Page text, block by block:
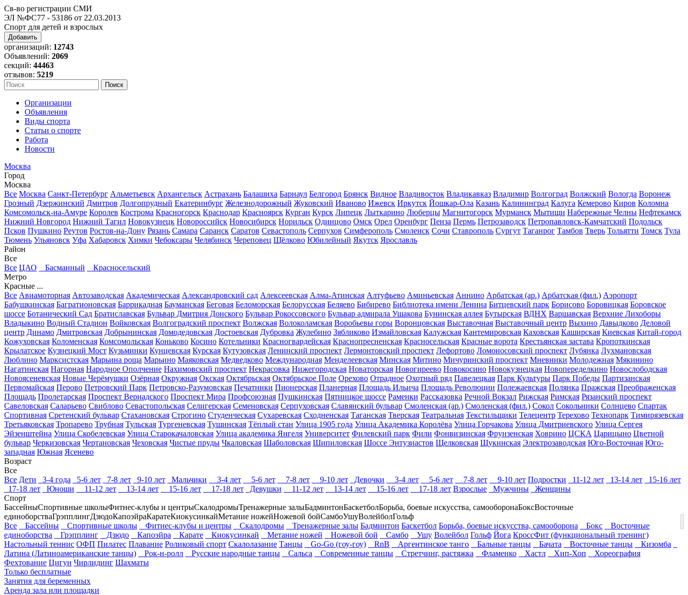
Св-во регистрации СМИ
ЭЛ №ФС77 - 53186 от 22.03.2013
Спорт для детей и взрослых
Добавить
организаций: 12743
Объявлений: 2069
секций: 44463
отзывов: 5219
Организации
Объявления
Виды спорта
Статьи о спорте
Работа
Новости
Москва
Город
Москва
Все Москва Санкт-Петербург Альметьевск Архангельск Астрахань Балашиха Барнаул Белгород Брянск Видное Владивосток Владикавказ Владимир Волгоград Волжский Вологда Воронеж
Грозный Дзержинский Дмитров Долгопрудный Екатеринбург Железнодорожный Жуковский Иваново Ижевск Иркутск Йошкар-Ола Казань Калининград Калуга Кемерово Киров Коломна
Комсомольск-на-Амуре Королев Кострома Красногорск Краснодар Красноярск Курган Курск Липецк Лыткарино Люберцы Магнитогорск Мурманск Мытищи Набережные Челны Нефтекамск
Нижний Новгород Нижний Тагил Новокузнецк Новороссийск Новосибирск Норильск Одинцово Омск Орел Оренбург Пенза Пермь Петрозаводск Петропавловск-Камчатский Подольск
Псков Пушкино Реутов Ростов-на-Дону Рязань Самара Саранск Саратов Севастополь Серпухов Симферополь Смоленск Сочи Ставрополь Сургут Таганрог Тамбов Тверь Тольятти Томск Тула
Тюмень Ульяновск Уфа Хабаровск Химки Чебоксары Челябинск Череповец Щёлково Юбилейный Якутск Ярославль
Район
Все
Все ЦАО Басманный
Красносельский
Метро
Красные ...
Все Авиамоторная Автозаводская Академическая Александровский сад Алексеевская Алма-Атинская Алтуфьево Аминьевская Аннино Арбатская (ар.) Арбатская (фил.) Аэропорт
Бабушкинская Багратионовская Баррикадная Бауманская Беговая Беломорская Белорусская Беляево Бибирево Библиотека имени Ленина Битцевский парк Борисово Боровицкая Боровское
шоссе Ботанический Сад Братиславская Бульвар Дмитрия Донского Бульвар Рокоссовского Бульвар адмирала Ушакова Бунинская аллея Бутырская ВДНХ Варшавская Верхние Лихоборы
Владыкино Водный Стадион Войковская Волгоградский проспект Волжская Волоколамская Воробьевы горы Воронцовская Выставочная Выставочный центр Выхино Давыдково Деловой
центр Динамо Дмитровская Добрынинская Домодедовская Достоевская Дубровка Жулебино Зябликово Измайловская Калужская Кантемировская Каховская Каширская Киевская Китай-город
Кожуховская Коломенская Комсомольская Коньково Косино Котельники Красногвардейская Краснопресненская Красносельская Красные ворота Крестьянская застава Кропоткинская
Крылатское Кузнецкий Мост Кузьминки Кунцевская Курская Кутузовская Ленинский проспект Лермонтовский проспект Лефортово Ломоносовский проспект Лубянка Лухмановская
Люблино Марксистская Марьина роща Марьино Маяковская Медведково Международная Менделеевская Минская Митино Мичуринский проспект Мневники Молодежная Мякинино
Нагатинская Нагорная Народное Ополчение Нахимовский проспект Некрасовка Нижегородская Новаторская Новогиреево Новокосино Новокузнецкая Новопеределкино Новослободская
Новоясеневская Новые Черёмушки Озёрная Окружная Окская Октябрьская Октябрьское Поле Орехово Отрадное Охотный ряд Павелецкая Парк Культуры Парк Победы Партизанская
Первомайская Перово Петровский Парк Петровско-Разумовская Печатники Пионерская Планерная Площадь Ильича Площадь Революции Полежаевская Полянка Пражская Преображенская
Площадь Пролетарская Проспект Вернадского Проспект Мира Профсоюзная Пушкинская Пятницкое шоссе Раменки Рассказовка Речной Вокзал Рижская Римская Рязанский проспект
Савеловская Саларьево Свиблово Севастопольская Селигерская Семеновская Серпуховская Славянский бульвар Смоленская (ар.) Смоленская (фил.) Сокол Сокольники Солнцево Спартак
Спортивная Сретенский бульвар Стахановская Строгино Студенческая Сухаревская Сходненская Таганская Тверская Театральная Текстильщики Телецентр Терехово Технопарк Тимирязевская
Третьяковская Тропарево Трубная Тульская Тургеневская Тушинская Тёплый стан Улица 1905 года Улица Академика Королёва Улица Горчакова Улица Дмитриевского Улица Сергея
Эйзенштейна Улица Скобелевская Улица Старокачаловская Улица академика Янгеля Университет Филевский парк Фили Фонвизинская Фрунзенская Ховрино ЦСКА Царицыно Цветной
бульвар Черкизовская Чертановская Чеховская Чистые пруды Чкаловская Шаболовская Шипиловская Шоссе Энтузиастов Щелковская Щукинская Электрозаводская Юго-Восточная Юго-
западная Южная Ясенево
Возраст
Все
Все Дети 3-4 года 5-6 лет 7-8 лет 9-10 лет Мальчики 3-4 лет 5-6 лет 7-8 лет 9-10 лет Девочки 3-4 лет 5-6 лет 7-8 лет 9-10 лет Подростки 11-12 лет 13-14 лет
15-16 лет
17-18 лет
Юноши 11-12 лет 13-14 лет 15-16 лет 17-18 лет Девушки 11-12 лет 13-14 лет 15-16 лет 17-18 лет Взрослые Мужчины
Женщины
Спорт
БассейныСпортивные школыФитнес-клубы и центрыСкалодромыТренажерные залыБадминтонБаскетболБорьба, боевые искусства, самооборонаБоксВосточные
единоборстваГрэпплингДзюдоКапоэйраКаратеКиокусинкайМетание ножейНожевой бойСамбоУшуВолейболГольф
Все
Бассейны Спортивные школы Фитнес-клубы и центры Скалодромы Тренажерные залы Бадминтон Баскетбол Борьба, боевые искусства, самооборона Бокс
Восточные
единоборства
Грэпплинг Дзюдо Капоэйра Карате Киокусинкай Метание ножей Ножевой бой Самбо Ушу Волейбол Гольф Йога КроссФит (функциональный тренинг)
Настольный теннис ОФП Пилатес Плавание Роликовый спорт Скалолазание Танцы Go-Go (гоу-гоу) RnB Аргентинское танго Бальные танцы Бачата Восточные танцы
Кизомба
Латина (Латиноамериканские танцы)
Рок-н-ролл Русские народные танцы Сальса Современные танцы Стретчинг, растяжка Фламенко Хастл Хип-Хоп
Хореография
Фехтование Цигун Чирлидинг Шахматы
Только бесплатные
Занятия для беременных
Аренда зала или площадки